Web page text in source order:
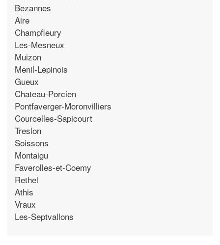
Bezannes
Aire
Champfleury
Les-Mesneux
Muizon
Menil-Lepinois
Gueux
Chateau-Porcien
Pontfaverger-Moronvilliers
Courcelles-Sapicourt
Treslon
Soissons
Montaigu
Faverolles-et-Coemy
Rethel
Athis
Vraux
Les-Septvallons